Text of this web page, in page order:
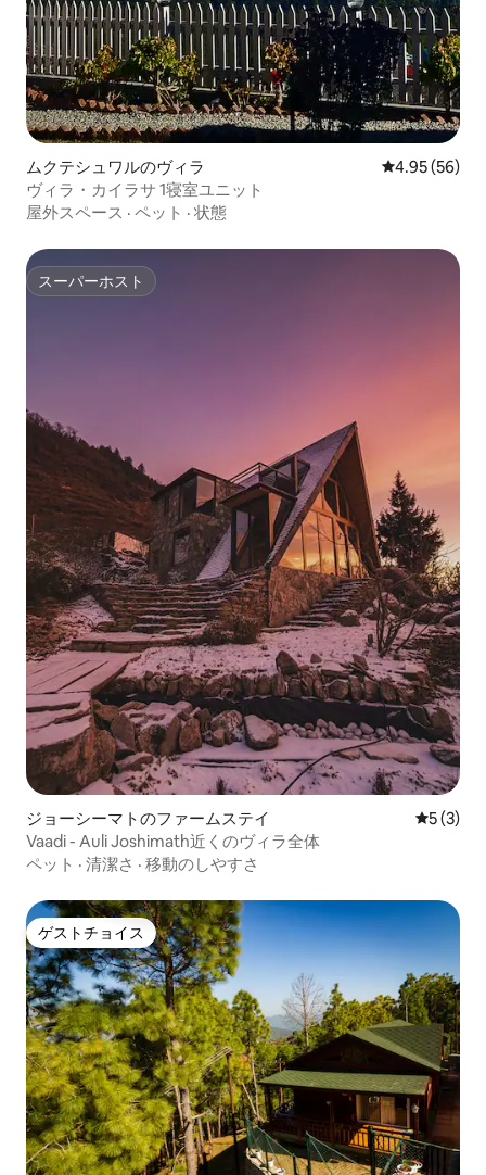
ムクテシュワルのヴィラ レビュー56
4.95 (56)
ヴィラ・カイラサ 1寝室ユニット
屋外スペース · ペット · 状態
スーパーホスト
スーパーホスト
ジョーシーマトのファームステイ レビュー
5 (3)
Vaadi - Auli Joshimath近くのヴィラ全体
ペット · 清潔さ · 移動のしやすさ
ゲストチョイス
ゲストチョイス